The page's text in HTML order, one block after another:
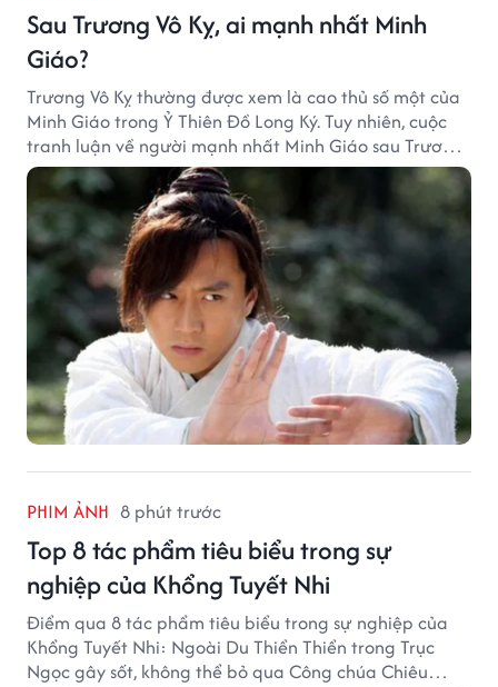
Sau Trương Vô Kỵ, ai mạnh nhất Minh
Giáo?
Trương Vô Kỵ thường được xem là cao thủ số một của
Minh Giáo trong Ỷ Thiên Đồ Long Ký. Tuy nhiên, cuộc
tranh luận về người mạnh nhất Minh Giáo sau Trương
Vô Kỵ vẫn luôn khiến nhiều độc giả Kim Dung quan
tâm.
PHIM ẢNH 8 phút trước
Top 8 tác phẩm tiêu biểu trong sự
nghiệp của Khổng Tuyết Nhi
Điểm qua 8 tác phẩm tiêu biểu trong sự nghiệp của
Khổng Tuyết Nhi: Ngoài Du Thiển Thiển trong Trục
Ngọc gây sốt, không thể bỏ qua Công chúa Chiêu